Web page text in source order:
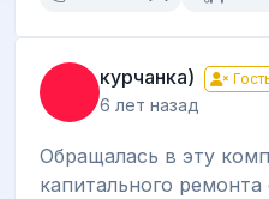
курчанка)
6 лет назад
Обращалась в эту
капитального